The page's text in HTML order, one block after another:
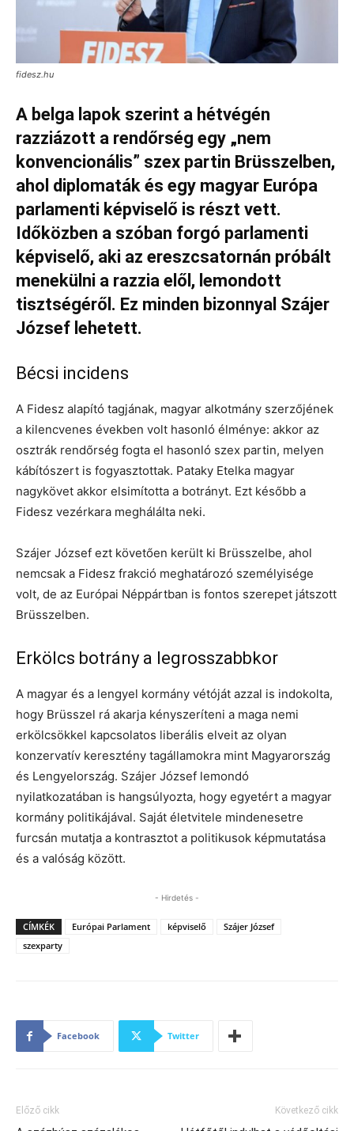
fidesz.hu
A belga lapok szerint a hétvégén
razziázott a rendőrség egy „nem
konvencionális” szex partin Brüsszelben,
ahol diplomaták és egy magyar Európa
parlamenti képviselő is részt vett.
Időközben a szóban forgó parlamenti
képviselő, aki az ereszcsatornán próbált
menekülni a razzia elől, lemondott
tisztségéről. Ez minden bizonnyal Szájer
József lehetett.
Bécsi incidens
A Fidesz alapító tagjának, magyar alkotmány szerzőjének
a kilencvenes években volt hasonló élménye: akkor az
osztrák rendőrség fogta el hasonló szex partin, melyen
kábítószert is fogyasztottak. Pataky Etelka magyar
nagykövet akkor elsimította a botrányt. Ezt később a
Fidesz vezérkara meghálálta neki.
Szájer József ezt követően került ki Brüsszelbe, ahol
nemcsak a Fidesz frakció meghatározó személyisége
volt, de az Európai Néppártban is fontos szerepet játszott
Brüsszelben.
Erkölcs botrány a legrosszabbkor
A magyar és a lengyel kormány vétóját azzal is indokolta,
hogy Brüsszel rá akarja kényszeríteni a maga nemi
erkölcsökkel kapcsolatos liberális elveit az olyan
konzervatív keresztény tagállamokra mint Magyarország
és Lengyelország. Szájer József lemondó
nyilatkozatában is hangsúlyozta, hogy egyetért a magyar
kormány politikájával. Saját életvitele mindenesetre
furcsán mutatja a kontrasztot a politikusok képmutatása
és a valóság között.
- Hirdetés -
CÍMKÉK Európai Parlament képviselő
Szájer József
szexparty
Facebook Twitter
Előző cikk Következő cikk